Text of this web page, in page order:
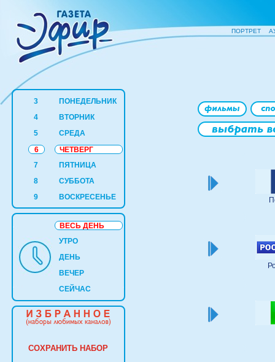
ПОРТРЕТ
3
ПОНЕДЕЛЬНИК
4
ВТОРНИК
5
СРЕДА
6
ЧЕТВЕРГ
7
ПЯТНИЦА
8
СУББОТА
9
ВОСКРЕСЕНЬЕ
ВЕСЬ ДЕНЬ
УТРО
ДЕНЬ
ВЕЧЕР
СЕЙЧАС
СОХРАНИТЬ НАБОР